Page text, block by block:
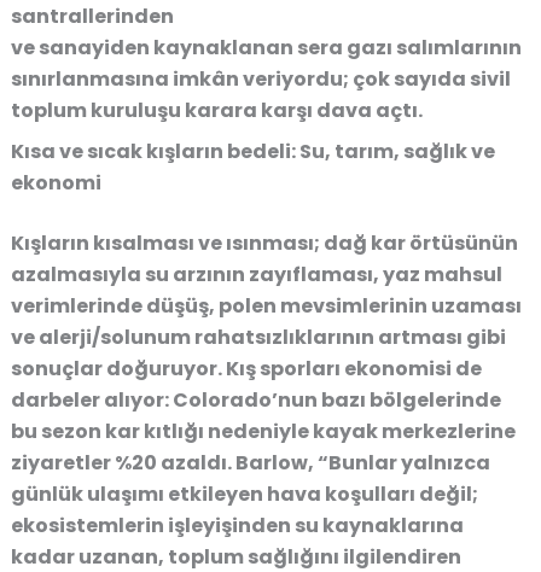
santrallerinden
ve sanayiden kaynaklanan sera gazı salımlarının
sınırlanmasına imkân veriyordu; çok sayıda sivil
toplum kuruluşu karara karşı dava açtı.
Kısa ve sıcak kışların bedeli: Su, tarım, sağlık ve
ekonomi
Kışların kısalması ve ısınması; dağ kar örtüsünün
azalmasıyla su arzının zayıflaması, yaz mahsul
verimlerinde düşüş, polen mevsimlerinin uzaması
ve alerji/solunum rahatsızlıklarının artması gibi
sonuçlar doğuruyor. Kış sporları ekonomisi de
darbeler alıyor: Colorado’nun bazı bölgelerinde
bu sezon kar kıtlığı nedeniyle kayak merkezlerine
ziyaretler %20 azaldı. Barlow, “Bunlar yalnızca
günlük ulaşımı etkileyen hava koşulları değil;
ekosistemlerin işleyişinden su kaynaklarına
kadar uzanan, toplum sağlığını ilgilendiren